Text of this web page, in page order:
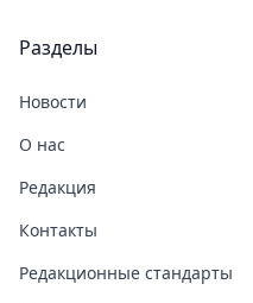
Разделы
Новости
О нас
Редакция
Контакты
Редакционные стандарты